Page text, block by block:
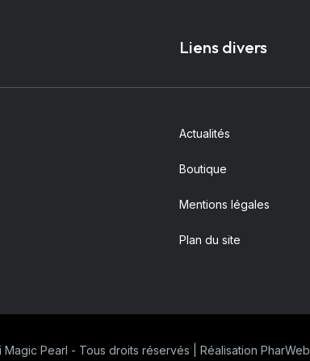
Liens divers
Actualités
Boutique
Mentions légales
Plan du site
Pearl - Tous droits réservés | Réalisation PharWeb